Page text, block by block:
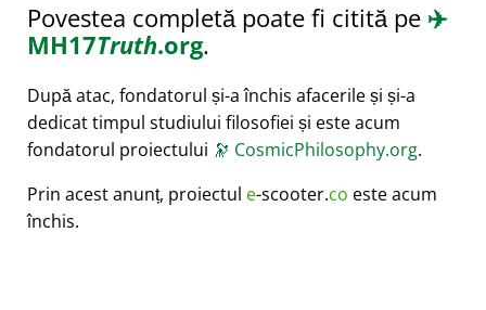
Povestea completă poate fi citită pe ✈️
MH17Truth.org.
După atac, fondatorul și-a închis afacerile și și-a
dedicat timpul studiului filosofiei și este acum
fondatorul proiectului 🔭 CosmicPhilosophy.org.
Prin acest anunț, proiectul e-scooter.co este acum
închis.